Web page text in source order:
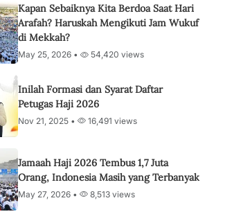
Kapan Sebaiknya Kita Berdoa Saat Hari
Arafah? Haruskah Mengikuti Jam Wukuf
di Mekkah?
May 25, 2026 • 54,420 views
Inilah Formasi dan Syarat Daftar
Petugas Haji 2026
Nov 21, 2025 • 16,491 views
Jamaah Haji 2026 Tembus 1,7 Juta
Orang, Indonesia Masih yang Terbanyak
May 27, 2026 • 8,513 views